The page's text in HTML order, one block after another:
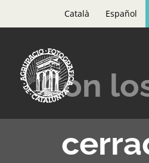
to
content
Català Español
Con